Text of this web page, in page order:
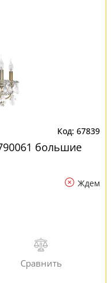
67839
большие
Ждем